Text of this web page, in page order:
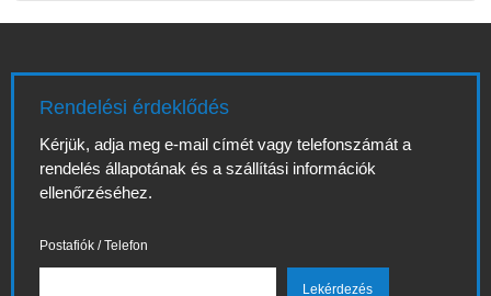
Rendelési érdeklődés
Kérjük, adja meg e-mail címét vagy telefonszámát a
rendelés állapotának és a szállítási információk
ellenőrzéséhez.
Postafiók / Telefon